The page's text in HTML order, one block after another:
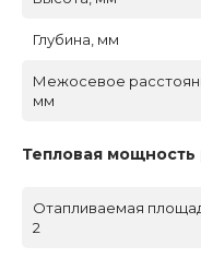
Глубина, мм
Межосевое
мм
Тепловая мощность
Отапливаемая
2